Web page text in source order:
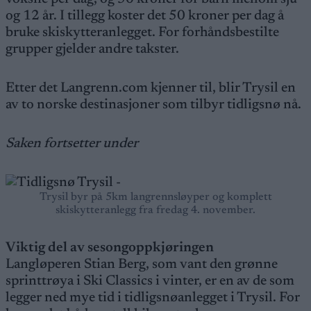
og 12 år. I tillegg koster det 50 kroner per dag å
bruke skiskytteranlegget. For forhåndsbestilte
grupper gjelder andre takster.
Etter det Langrenn.com kjenner til, blir Trysil en
av to norske destinasjoner som tilbyr tidligsnø nå.
Saken fortsetter under
Trysil byr på 5km langrennsløyper og komplett
skiskytteranlegg fra fredag 4. november.
Viktig del av sesongoppkjøringen
Langløperen Stian Berg, som vant den grønne
sprinttrøya i Ski Classics i vinter, er en av de som
legger ned mye tid i tidligsnøanlegget i Trysil. For